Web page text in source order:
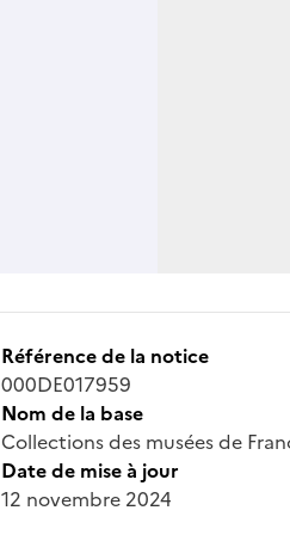
Référence de la notice
000DE017959
Nom de la base
Collections des musées de
Date de mise à jour
12 novembre 2024